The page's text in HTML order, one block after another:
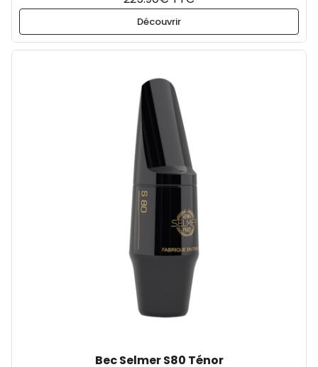
Découvrir
Bec Selmer S80 Ténor